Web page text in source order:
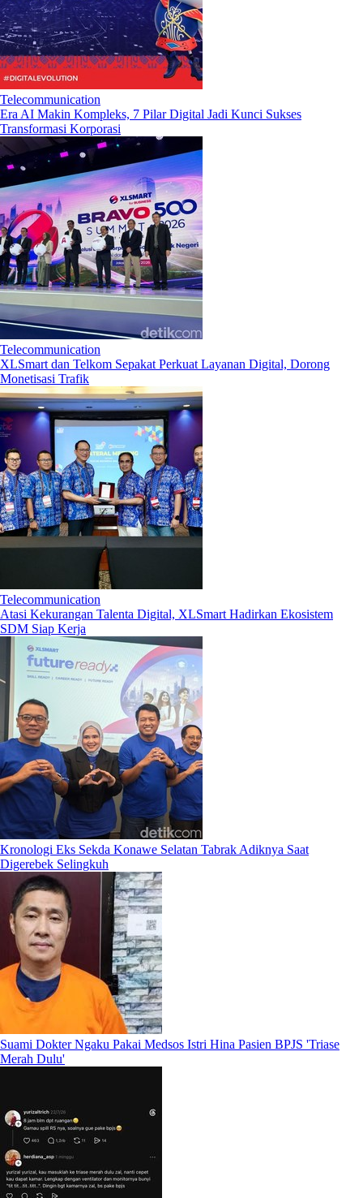
Telecommunication
Era AI Makin Kompleks, 7 Pilar Digital Jadi Kunci Sukses
Transformasi Korporasi
Telecommunication
XLSmart dan Telkom Sepakat Perkuat Layanan Digital, Dorong
Monetisasi Trafik
Telecommunication
Atasi Kekurangan Talenta Digital, XLSmart Hadirkan Ekosistem
SDM Siap Kerja
Kronologi Eks Sekda Konawe Selatan Tabrak Adiknya Saat
Digerebek Selingkuh
Suami Dokter Ngaku Pakai Medsos Istri Hina Pasien BPJS 'Triase
Merah Dulu'